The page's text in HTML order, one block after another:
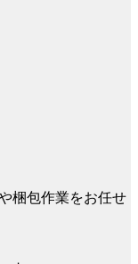
梱包作業をお任せ